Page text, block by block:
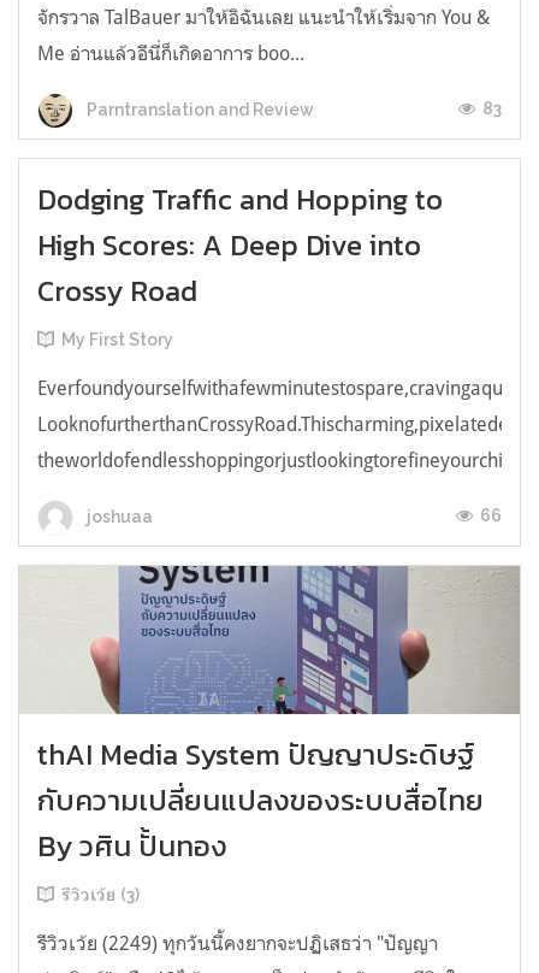
จักรวาล TalBauer มาให้อิฉันเลย แนะนำให้เริ่มจาก You &
Me อ่านแล้วอีนี่ก็เกิดอาการ boo...
Parntranslation and Review 83
Dodging Traffic and Hopping to
High Scores: A Deep Dive into
Crossy Road
My First Story
joshuaa 66
thAI Media System ปัญญาประดิษฐ์
กับความเปลี่ยนแปลงของระบบสื่อไทย
By วศิน ปั้นทอง
รีวิวเว้ย (3)
รีวิวเว้ย (2249) ทุกวันนี้คงยากจะปฏิเสธว่า "ปัญญา